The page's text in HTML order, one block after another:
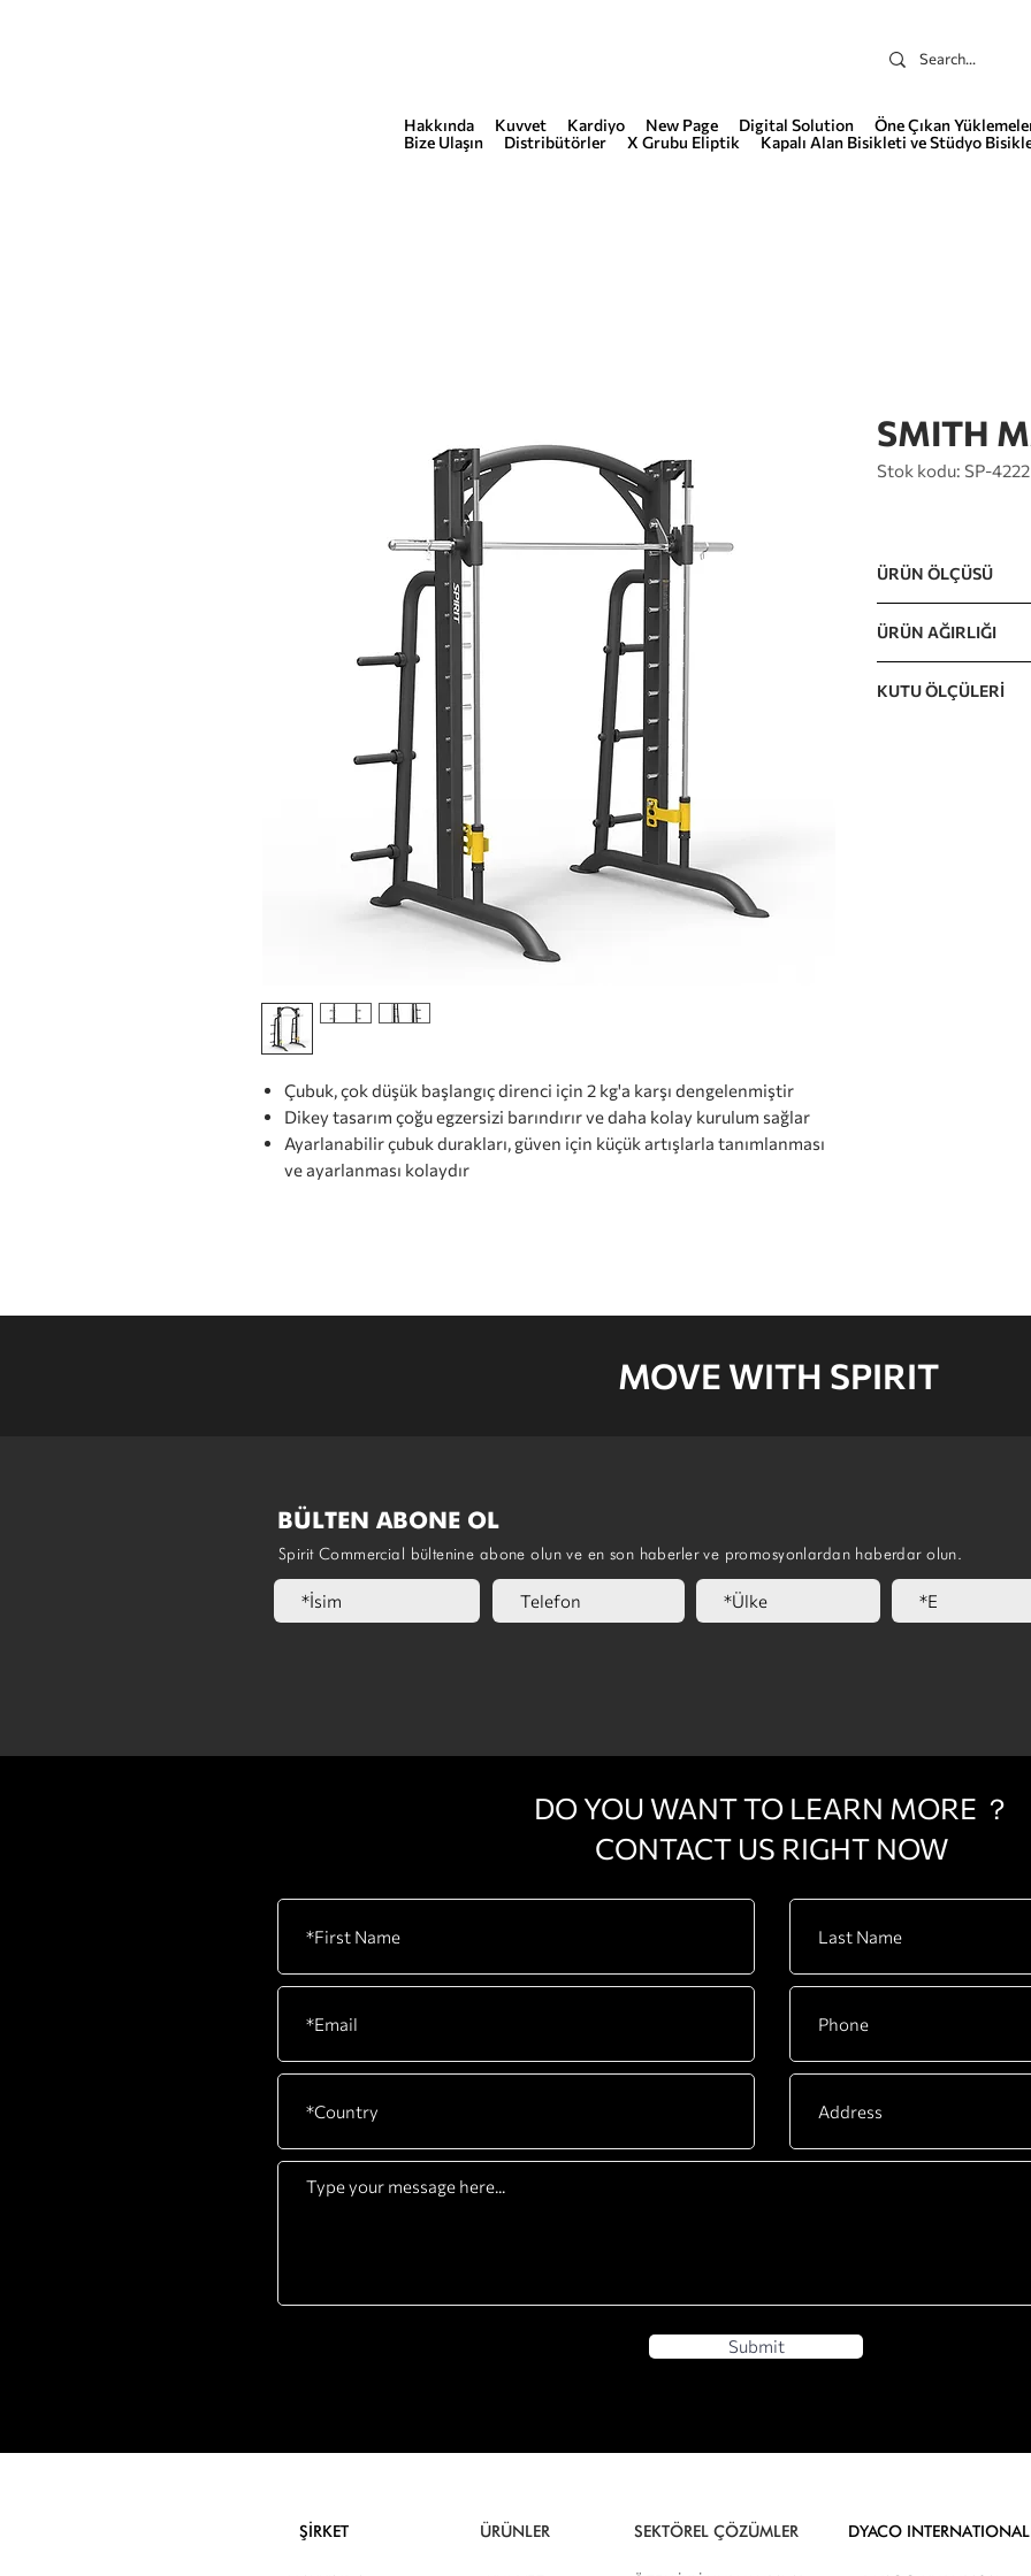
Hakkında Kuvvet Kardiyo New Page Digital Solution Öne Çıkan
Bize Ulaşın
Distribütörler X Grubu Eliptik Kapalı Alan Bisikleti ve Stüdyo
Çubuk, çok düşük başlangıç direnci için 2 kg'a karşı dengelenmiştir
Dikey tasarım çoğu egzersizi barındırır ve daha kolay kurulum sağlar
Ayarlanabilir çubuk durakları, güven için küçük artışlarla tanımlanması
ve ayarlanması kolaydır
SMITH
Stok kodu: SP-4222
ÜRÜN ÖLÇÜSÜ
ÜRÜN AĞIRLIĞI
KUTU ÖLÇÜLERİ
MOVE WITH SPIRIT
BÜLTEN ABONE OL
Spirit Commercial bültenine abone olun ve en son haberler ve promosyonlardan haberdar olun.
DO YOU WANT TO LEARN MORE ？
CONTACT US RIGHT NOW
Submit
ŞİRKET ÜRÜNLER SEKTÖREL ÇÖZÜMLER DYACO INTERNATIONAL